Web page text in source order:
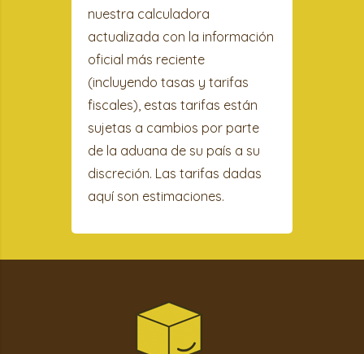
nuestra calculadora
actualizada con la información
oficial más reciente
(incluyendo tasas y tarifas
fiscales), estas tarifas están
sujetas a cambios por parte
de la aduana de su país a su
discreción. Las tarifas dadas
aquí son estimaciones.